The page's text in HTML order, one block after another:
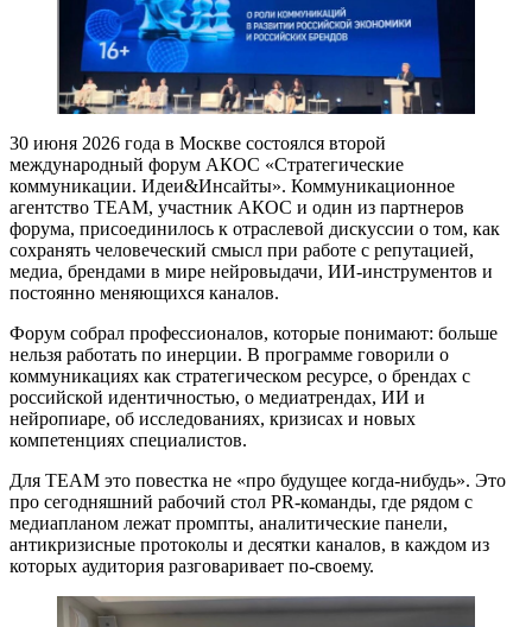
30 июня 2026 года в Москве состоялся второй
международный форум АКОС «Стратегические
коммуникации. Идеи&Инсайты». Коммуникационное
агентство TEAM, участник АКОС и один из партнеров
форума, присоединилось к отраслевой дискуссии о том, как
сохранять человеческий смысл при работе с репутацией,
медиа, брендами в мире нейровыдачи, ИИ-инструментов и
постоянно меняющихся каналов.
Форум собрал профессионалов, которые понимают: больше
нельзя работать по инерции. В программе говорили о
коммуникациях как стратегическом ресурсе, о брендах с
российской идентичностью, о медиатрендах, ИИ и
нейропиаре, об исследованиях, кризисах и новых
компетенциях специалистов.
Для TEAM это повестка не «про будущее когда-нибудь». Это
про сегодняшний рабочий стол PR-команды, где рядом с
медиапланом лежат промпты, аналитические панели,
антикризисные протоколы и десятки каналов, в каждом из
которых аудитория разговаривает по-своему.